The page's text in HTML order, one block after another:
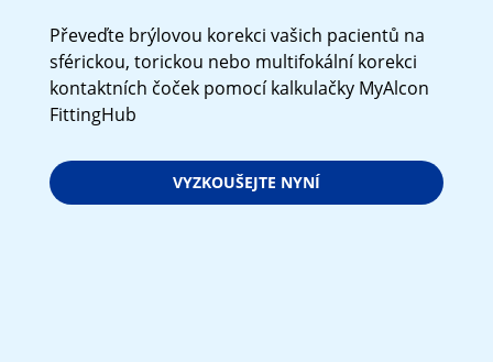
Převeďte brýlovou korekci vašich pacientů na
sférickou, torickou nebo multifokální korekci
kontaktních čoček pomocí kalkulačky MyAlcon
FittingHub
VYZKOUŠEJTE NYNÍ